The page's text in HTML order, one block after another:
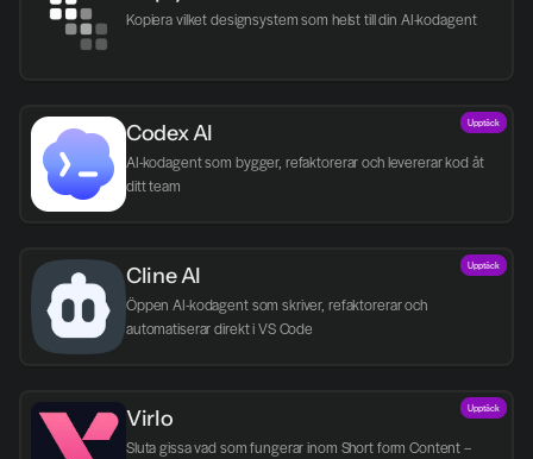
Kopiera vilket designsystem som helst till din AI-kodagent
Codex AI
AI-kodagent som bygger, refaktorerar och levererar kod åt
ditt team
Upptäck
Cline AI
Öppen AI-kodagent som skriver, refaktorerar och
automatiserar direkt i VS Code
Upptäck
Virlo
Sluta gissa vad som fungerar inom Short form Content –
Upptäck